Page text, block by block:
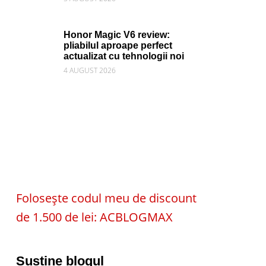
Honor Magic V6 review:
pliabilul aproape perfect
actualizat cu tehnologii noi
4 AUGUST 2026
Folosește codul meu de discount
de 1.500 de lei: ACBLOGMAX
Susține blogul